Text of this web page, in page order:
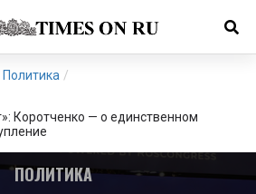
Политика /
Коротченко — о единственном
ПОЛИТИКА